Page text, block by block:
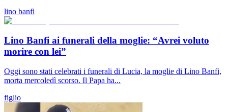
lino banfi
Lino Banfi ai funerali della moglie: “Avrei voluto
morire con lei”
Oggi sono stati celebrati i funerali di Lucia, la moglie di Lino Banfi,
morta mercoledì scorso. Il Papa ha...
figlio